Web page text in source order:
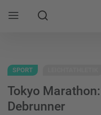
Mobile Navigation öffnen
Suche
SPORT
Tokyo
Debrunner